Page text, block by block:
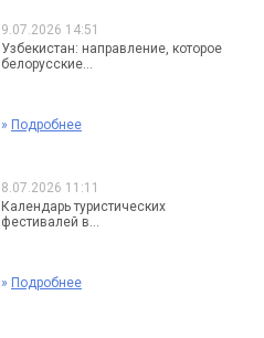
9.07.2026 14:51
Узбекистан: направление, которое
белорусские...
» Подробнее
8.07.2026 11:11
Календарь туристических
фестивалей в...
» Подробнее